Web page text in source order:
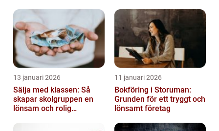
13 januari 2026
Sälja med klassen: Så
skapar skolgruppen en
lönsam och rolig
11 januari 2026
Bokföring i Storuman:
Grunden för ett tryggt och
lönsamt företag